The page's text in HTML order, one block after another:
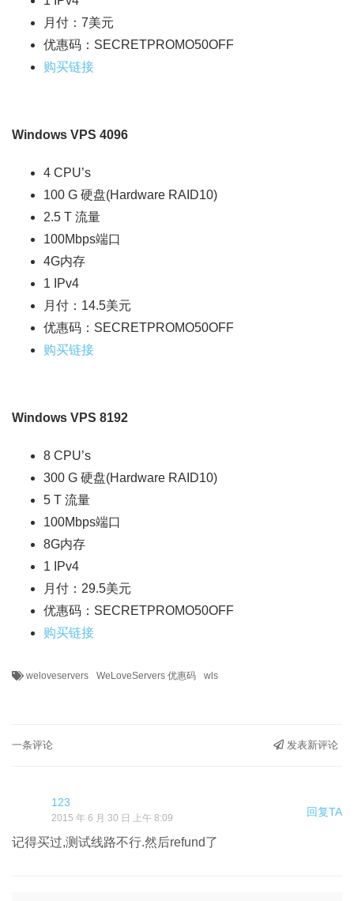
月付：7美元
优惠码：SECRETPROMO50OFF
购买链接
Windows VPS 4096
4 CPU’s
100 G 硬盘(Hardware RAID10)
2.5 T 流量
100Mbps端口
4G内存
1 IPv4
月付：14.5美元
优惠码：SECRETPROMO50OFF
购买链接
Windows VPS 8192
8 CPU’s
300 G 硬盘(Hardware RAID10)
5 T 流量
100Mbps端口
8G内存
1 IPv4
月付：29.5美元
优惠码：SECRETPROMO50OFF
购买链接
weloveservers WeLoveServers 优惠码 wls
一条评论 发表新评论
123
2015 年 6 月 30 日 上午 8:09 回复TA
记得买过,测试线路不行.然后refund了